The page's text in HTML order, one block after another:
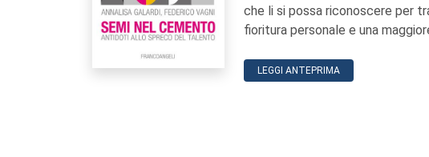
che li si possa riconoscere per
fioritura personale e una
LEGGI ANTEPRIMA